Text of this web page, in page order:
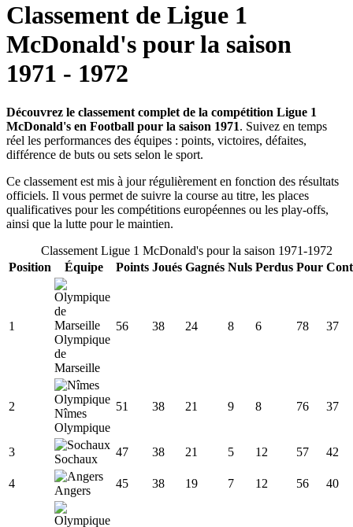
Classement de Ligue 1
McDonald's pour la saison
1971 - 1972
Découvrez le classement complet de la compétition Ligue 1
McDonald's en Football pour la saison 1971. Suivez en temps
réel les performances des équipes : points, victoires, défaites,
différence de buts ou sets selon le sport.
Ce classement est mis à jour régulièrement en fonction des résultats
officiels. Il vous permet de suivre la course au titre, les places
qualificatives pour les compétitions européennes ou les play-offs,
ainsi que la lutte pour le maintien.
Classement Ligue 1 McDonald'spour la saison 1971-1972
Position
Équipe Points Joués Gagnés Nuls Perdus Pour
1
Olympique
de
Marseille
56 38 24 8 6 78 37
2
Nîmes
Olympique
51 38 21 9 8 76 37
3
Sochaux
47 38 21 5 12 57 42
4
Angers
45 38 19 7 12 56 40